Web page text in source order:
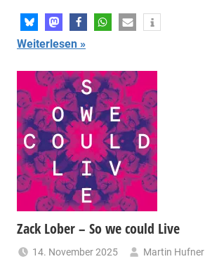
Weiterlesen
Zack Lober – So we could Live
14. November 2025 Martin Hufner